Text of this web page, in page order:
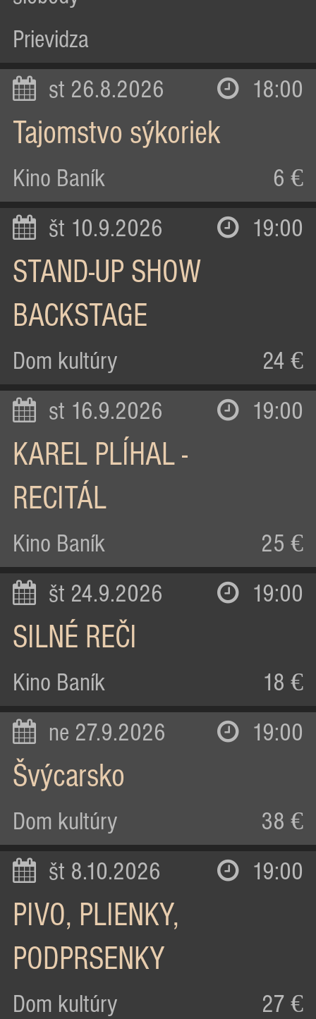
Prievidza
st 26.8.2026 18:00
Tajomstvo sýkoriek
Kino Baník 6 €
št 10.9.2026 19:00
STAND-UP SHOW
BACKSTAGE
Dom kultúry 24 €
st 16.9.2026 19:00
KAREL PLÍHAL -
RECITÁL
Kino Baník 25 €
št 24.9.2026 19:00
SILNÉ REČI
Kino Baník 18 €
ne 27.9.2026 19:00
Švýcarsko
Dom kultúry 38 €
št 8.10.2026 19:00
PIVO, PLIENKY,
PODPRSENKY
Dom kultúry 27 €